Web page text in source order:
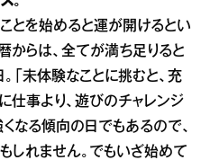
とを始めると運が開けるとい
からは、全てが満ち足りると
「未体験なことに挑むと、充
仕事より、遊びのチャレンジ
なる傾向の日でもあるので、
しれません。でもいざ始めて